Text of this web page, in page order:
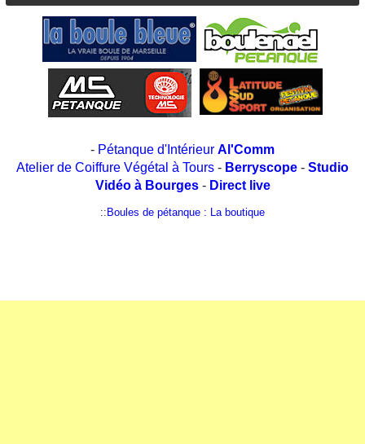
- Pétanque d'Intérieur Al'Comm
Atelier de Coiffure Végétal à Tours - Berryscope - Studio
Vidéo à Bourges- Direct live
:: Boules de pétanque : La boutique